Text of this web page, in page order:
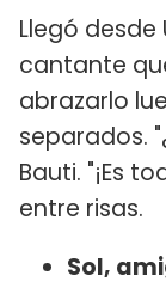
Llegó desde
cantante
abrazarlo
separados.
Bauti. "¡Es
entre risas.
Sol,